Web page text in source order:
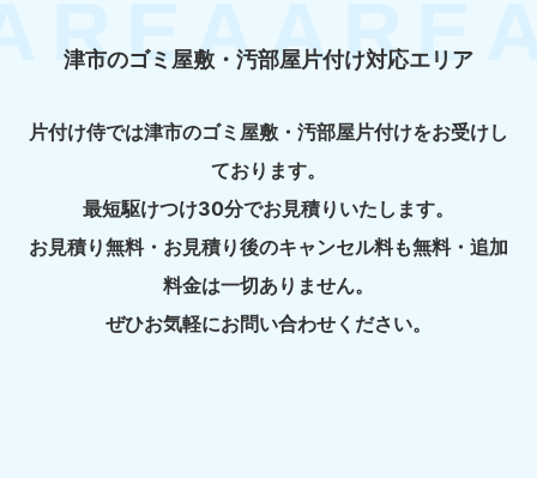
津市のゴミ屋敷・汚部屋片付け対応エリア
片付け侍では津市のゴミ屋敷・汚部屋片付けをお受けし
ております。
最短駆けつけ30分でお見積りいたします。
お見積り無料・お見積り後のキャンセル料も無料・追加
料金は一切ありません。
ぜひお気軽にお問い合わせください。